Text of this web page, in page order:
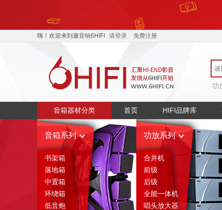
嗨！欢迎来到遛音响6HIFI 请登录 免费注册
功
音箱器材分类 首页 HIFI品牌库
音箱系列
书架箱
落地箱
中置箱
环绕箱
低音炮
功放系列
合并机
前级
后级
全能一体机
唱头放大器